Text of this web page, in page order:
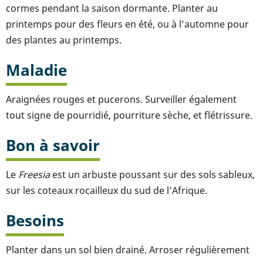
cormes pendant la saison dormante. Planter au
printemps pour des fleurs en été, ou à l’automne pour
des plantes au printemps.
Maladie
Araignées rouges et pucerons. Surveiller également
tout signe de pourridié, pourriture sèche, et flétrissure.
Bon à savoir
Le Freesiaest un arbuste poussant sur des sols sableux,
sur les coteaux rocailleux du sud de l’Afrique.
Besoins
Planter dans un sol bien drainé. Arroser régulièrement